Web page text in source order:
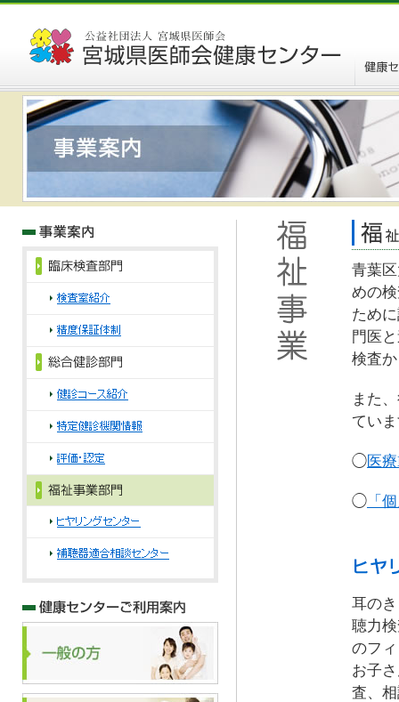
青葉
めの
ため
門医
検査
また
てい
◯医
◯ 「
耳の
聴力
のフ
お子
査、